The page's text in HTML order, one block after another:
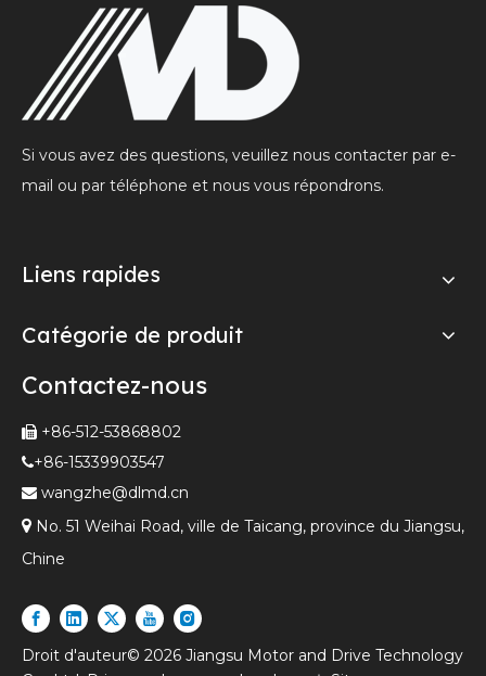
Si vous avez des questions, veuillez nous contacter par e-
mail ou par téléphone et nous vous répondrons.
Liens rapides
Catégorie de produit
Contactez-nous
 +86-512-53868802
+86-15339903547
 wangzhe@dlmd.cn
 No. 51 Weihai Road, ville de Taicang, province du Jiangsu,
Chine
Droit d'auteur© 2026 Jiangsu Motor and Drive Technology